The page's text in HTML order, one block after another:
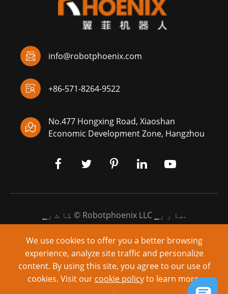
info@robotphoenix.com

+86-571-8264-9522


No.477 Hongxing Road, Xiaoshan
Economic Development Zone, Hangzhou
▁کا ٹ ر © Robotphoenix LLC
▁سا ر ر.
▁اس ٹی ٹ ر
▁مز ی و
▁پر و وی ری ڈ بی:
We use cookies to offer you a better browsing
experience, analyze site traffic and personalize
content. By using this site, you agree to our use of
cookies. Visit our cookie policyto learn more.